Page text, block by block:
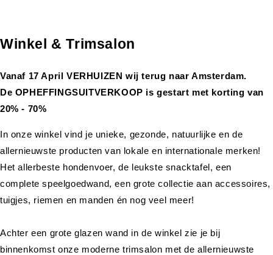
Winkel & Trimsalon
Vanaf 17 April VERHUIZEN wij terug naar Amsterdam.
De OPHEFFINGSUITVERKOOP is gestart met korting van
20% - 70%
In onze winkel vind je unieke, gezonde, natuurlijke en de
allernieuwste producten van lokale en internationale merken!
Het allerbeste hondenvoer, de leukste snacktafel, een
complete speelgoedwand, een grote collectie aan accessoires,
tuigjes, riemen en manden én nog veel meer!
Achter een grote glazen wand in de winkel zie je bij
binnenkomst onze moderne trimsalon met de allernieuwste